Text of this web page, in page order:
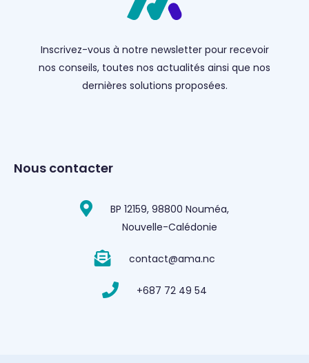
Inscrivez-vous à notre newsletter pour recevoir
nos conseils, toutes nos actualités ainsi que nos
dernières solutions proposées.
Nous contacter
BP 12159, 98800 Nouméa,
Nouvelle-Calédonie
contact@ama.nc
+687 72 49 54